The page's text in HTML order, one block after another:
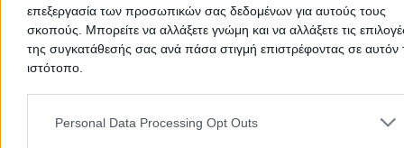
επεξεργασία των προσωπικών σας δεδομένων για αυτούς τους
σκοπούς. Μπορείτε να αλλάξετε γνώμη και να αλλάξετε τις
της συγκατάθεσής σας ανά πάσα στιγμή επιστρέφοντας σε αυτόν
ιστότοπο.
Please note that this website/app uses one or more Google
and may gather and store information including but not limited to
Personal Data Processing Opt Outs
Δημοφιλείς Αναζητήσεις
Μετακομίσεις & Μεταφορές Κλειδιά & Κλειδαριές